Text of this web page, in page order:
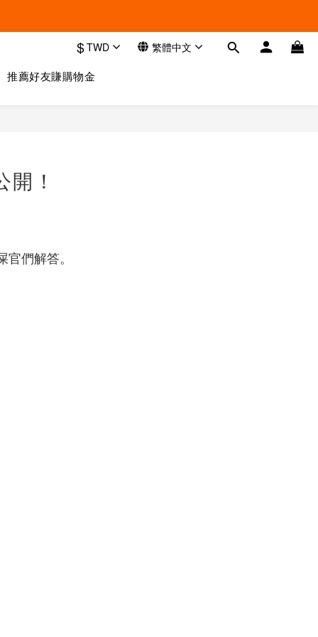
$TWD 繁體中文
推薦好友賺購物金
！
們解答。